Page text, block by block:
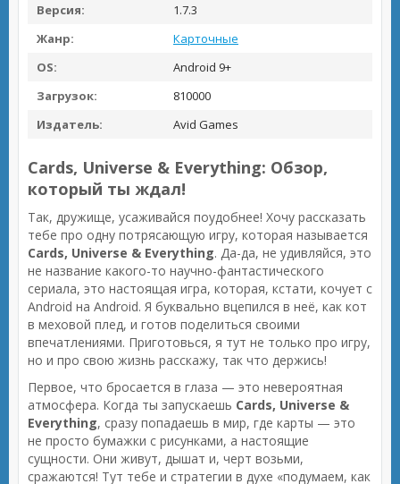
Версия:
1.7.3
Жанр:
Карточные
OS:
Android 9+
Загрузок:
810000
Издатель:
Avid Games
Cards, Universe & Everything: Обзор,
который ты ждал!
Так, дружище, усаживайся поудобнее! Хочу рассказать
тебе про одну потрясающую игру, которая называется
Cards, Universe & Everything. Да-да, не удивляйся, это
не название какого-то научно-фантастического
сериала, это настоящая игра, которая, кстати, кочует с
Android на Android. Я буквально вцепился в неё, как кот
в меховой плед, и готов поделиться своими
впечатлениями. Приготовься, я тут не только про игру,
но и про свою жизнь расскажу, так что держись!
Первое, что бросается в глаза — это невероятная
атмосфера. Когда ты запускаешь Cards, Universe &
Everything, сразу попадаешь в мир, где карты — это
не просто бумажки с рисунками, а настоящие
сущности. Они живут, дышат и, черт возьми,
сражаются! Тут тебе и стратегии в духе «подумаем, как